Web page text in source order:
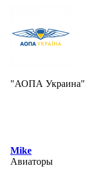
"АОПА Украина"
Mike
Авиаторы